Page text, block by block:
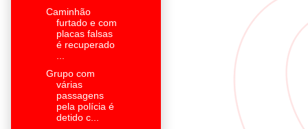
Caminhão
furtado e com
placas falsas
é recuperado
Grupo com
várias
passagens
pela polícia é
detido c...